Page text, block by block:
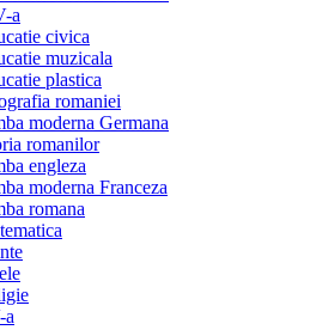
a
civica
muzicala
plastica
romaniei
moderna Germana
romanilor
engleza
moderna Franceza
romana
a